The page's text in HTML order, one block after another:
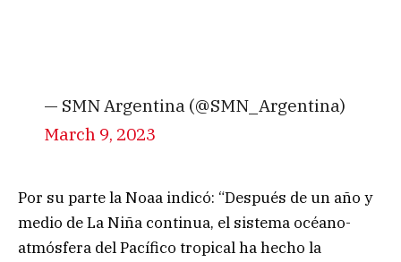
— SMN Argentina (@SMN_Argentina)
March 9, 2023
Por su parte la Noaa indicó: “Después de un año y
medio de La Niña continua, el sistema océano-
atmósfera del Pacífico tropical ha hecho la